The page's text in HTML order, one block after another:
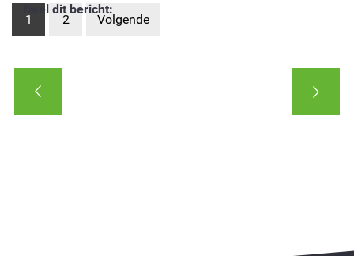
1 2 Volgende
Deel dit bericht: